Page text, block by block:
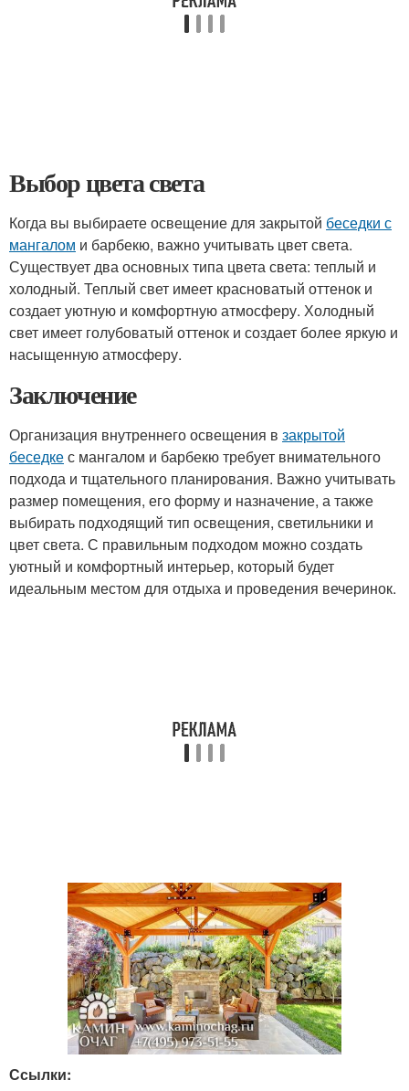
Выбор цвета света
Когда вы выбираете освещение для закрытой беседки с
мангалом и барбекю, важно учитывать цвет света.
Существует два основных типа цвета света: теплый и
холодный. Теплый свет имеет красноватый оттенок и
создает уютную и комфортную атмосферу. Холодный
свет имеет голубоватый оттенок и создает более яркую и
насыщенную атмосферу.
Заключение
Организация внутреннего освещения в закрытой
беседкес мангалом и барбекю требует внимательного
подхода и тщательного планирования. Важно учитывать
размер помещения, его форму и назначение, а также
выбирать подходящий тип освещения, светильники и
цвет света. С правильным подходом можно создать
уютный и комфортный интерьер, который будет
идеальным местом для отдыха и проведения вечеринок.
Ссылки: